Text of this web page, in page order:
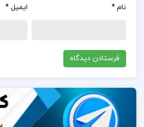
توجه دانشجویان و پژوهشگران قرار
دارند.همچنین، تمرین‌ها و مثال‌های
کتاب، به خوانندگان کمک می‌کند تا
طور عملی درک کرده و در پژوهش‌های
در مورد نویسنده کتاب راهنمای
نام * ایمیل *